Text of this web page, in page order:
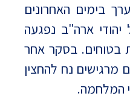
בימים האחרונים
ארה"ב נפגעה
בטוחים. בסקר אחר
שהם מרגישים נח להחצין